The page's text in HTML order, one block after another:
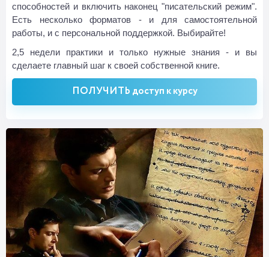
способностей и включить наконец "писательский режим".
Есть несколько форматов - и для самостоятельной
работы, и с персональной поддержкой. Выбирайте!
2,5 недели практики и только нужные знания - и вы
сделаете главный шаг к своей собственной книге.
ПОЛУЧИТЬ доступ к курсу